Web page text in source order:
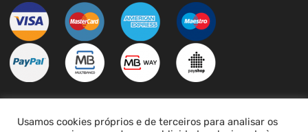
LIVRO DE RECLAMAÇÕES
Usamos cookies próprios e de terceiros para analisar os